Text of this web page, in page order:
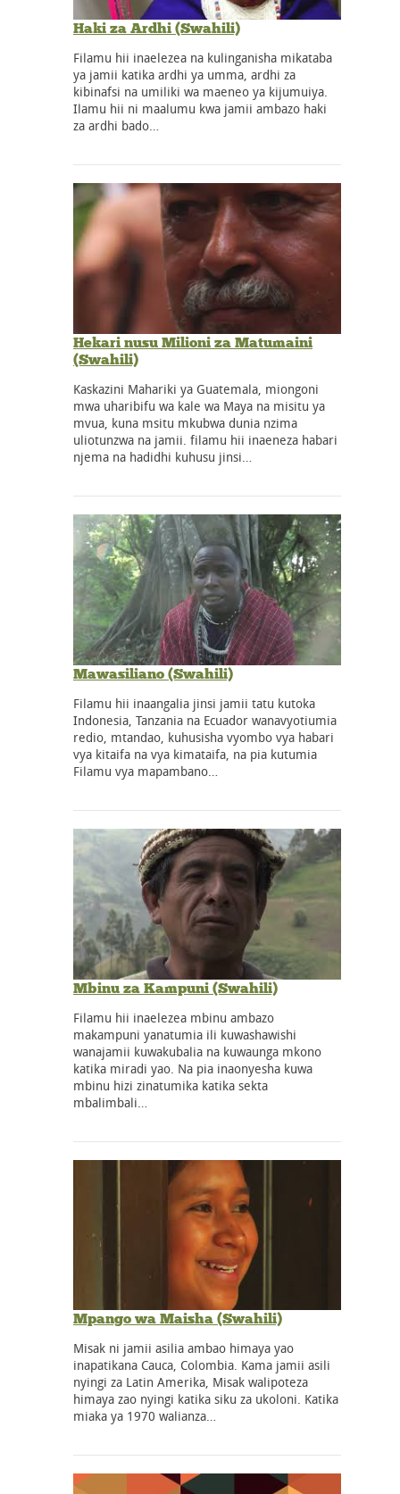
Haki za Ardhi (Swahili)
Filamu hii inaelezea na kulinganisha mikataba
ya jamii katika ardhi ya umma, ardhi za
kibinafsi na umiliki wa maeneo ya kijumuiya.
Ilamu hii ni maalumu kwa jamii ambazo haki
za ardhi bado…
Hekari nusu Milioni za Matumaini
(Swahili)
Kaskazini Mahariki ya Guatemala, miongoni
mwa uharibifu wa kale wa Maya na misitu ya
mvua, kuna msitu mkubwa dunia nzima
uliotunzwa na jamii. filamu hii inaeneza habari
njema na hadidhi kuhusu jinsi…
Mawasiliano (Swahili)
Filamu hii inaangalia jinsi jamii tatu kutoka
Indonesia, Tanzania na Ecuador wanavyotiumia
redio, mtandao, kuhusisha vyombo vya habari
vya kitaifa na vya kimataifa, na pia kutumia
Filamu vya mapambano…
Mbinu za Kampuni (Swahili)
Filamu hii inaelezea mbinu ambazo
makampuni yanatumia ili kuwashawishi
wanajamii kuwakubalia na kuwaunga mkono
katika miradi yao. Na pia inaonyesha kuwa
mbinu hizi zinatumika katika sekta
mbalimbali…
Mpango wa Maisha (Swahili)
Misak ni jamii asilia ambao himaya yao
inapatikana Cauca, Colombia. Kama jamii asili
nyingi za Latin Amerika, Misak walipoteza
himaya zao nyingi katika siku za ukoloni. Katika
miaka ya 1970 walianza…